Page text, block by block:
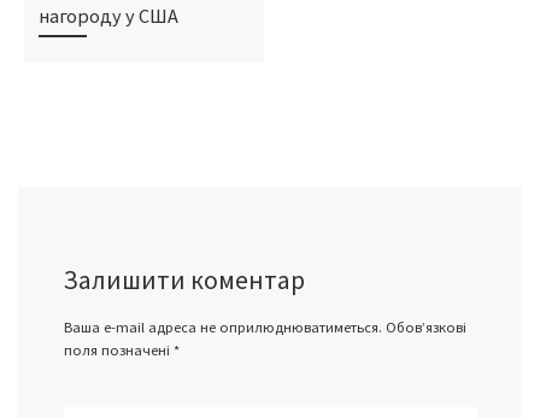
нагороду у США
Залишити коментар
Ваша e-mail адреса не оприлюднюватиметься. Обов’язкові
поля позначені *